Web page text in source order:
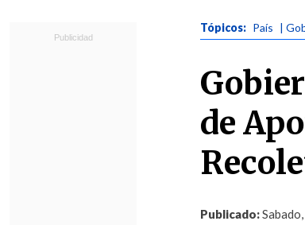
Tópicos: País |
de
Publicado: